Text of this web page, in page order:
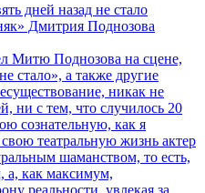
дней назад не стало
Дмитрия Поднозова
Митю Поднозова на сцене,
стало», а также другие
никак не
ни с тем, что случилось 20
сознательную, как я
театральную жизнь актер
шаманством, то есть,
а, как максимум,
реальности, увлекая за